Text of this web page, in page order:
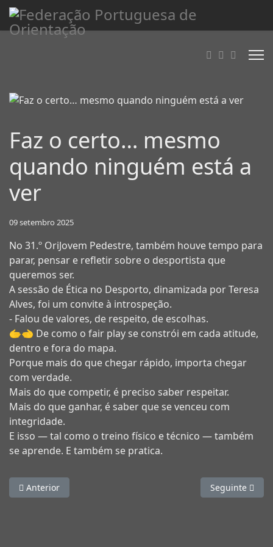
Faz o certo… mesmo
quando ninguém está a
ver
09 setembro 2025
No 31.º OriJovem Pedestre, também houve tempo para
parar, pensar e refletir sobre o desportista que
queremos ser.
A sessão de Ética no Desporto, dinamizada por Teresa
Alves, foi um convite à introspeção.
- Falou de valores, de respeito, de escolhas.
🫱‍🫲 De como o fair play se constrói em cada atitude,
dentro e fora do mapa.
Porque mais do que chegar rápido, importa chegar
com verdade.
Mais do que competir, é preciso saber respeitar.
Mais do que ganhar, é saber que se venceu com
integridade.
E isso — tal como o treino físico e técnico — também
se aprende. E também se pratica.
Artigo anterior: OriJovem 2025 Orientação, valores e
Anterior Artigo
Seguinte